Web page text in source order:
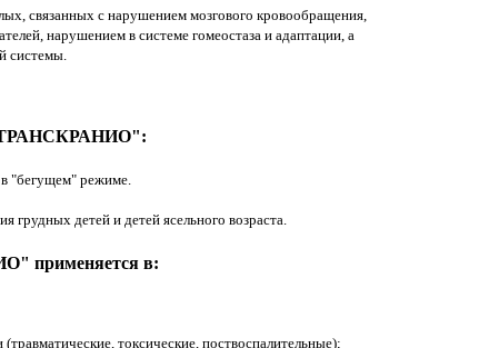
связанных с нарушением мозгового кровообращения,
нарушением в системе гомеостаза и адаптации, а
системы.
"ТРАНСКРАНИО":
в "бегущем" режиме.
грудных детей и детей ясельного возраста.
применяется в:
токсические, поствоспалительные);